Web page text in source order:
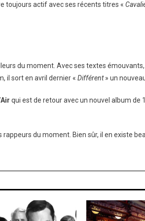
toujours actif avec ses récents titres «
du moment. Avec ses textes émouvants,
il sort en avril dernier « Différent» un
qui est de retour avec un nouvel album de
du moment. Bien sûr, il en existe